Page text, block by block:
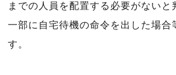
までの人員を配置する必要がないと
一部に自宅待機の命令を出した場合
す。